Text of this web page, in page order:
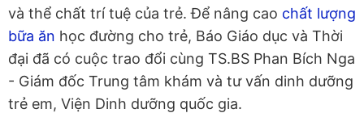
và thể chất trí tuệ của trẻ. Để nâng cao chất lượng
bữa ăn học đường cho trẻ, Báo Giáo dục và Thời
đại đã có cuộc trao đổi cùng TS.BS Phan Bích Nga
- Giám đốc Trung tâm khám và tư vấn dinh dưỡng
trẻ em, Viện Dinh dưỡng quốc gia.